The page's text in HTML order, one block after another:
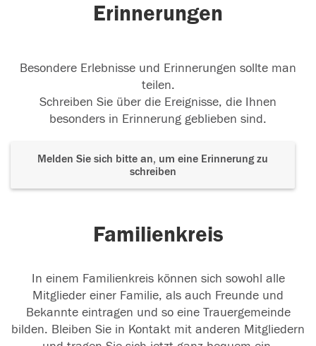
Erinnerungen
Besondere Erlebnisse und Erinnerungen sollte man
teilen.
Schreiben Sie über die Ereignisse, die Ihnen
besonders in Erinnerung geblieben sind.
Melden Sie sich bitte an, um eine Erinnerung zu
schreiben
Familienkreis
In einem Familienkreis können sich sowohl alle
Mitglieder einer Familie, als auch Freunde und
Bekannte eintragen und so eine Trauergemeinde
bilden. Bleiben Sie in Kontakt mit anderen Mitgliedern